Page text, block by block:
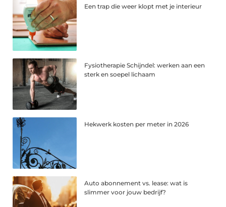
Een trap die weer klopt met je interieur
Fysiotherapie Schijndel: werken aan een
sterk en soepel lichaam
Hekwerk kosten per meter in 2026
Auto abonnement vs. lease: wat is
slimmer voor jouw bedrijf?